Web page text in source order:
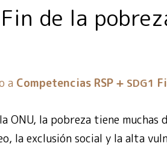
Fin de la
a Competencias RSP SDG1
ONU, la pobreza tiene muchas
la exclusión social y la alta